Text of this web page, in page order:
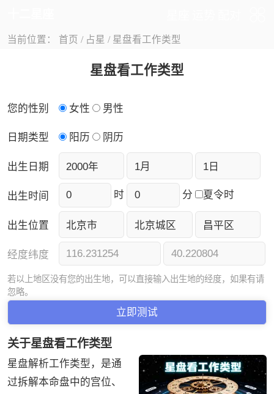
当前位置： 首页 / 占星 / 星盘看工作类型
星盘看工作类型
您的性别 女性 男性
日期类型 阳历 阴历
出生日期
出生时间 时 分 夏令时
出生位置
经度纬度
若以上地区没有您的出生地，可以直接输入出生地的经度，如果有请
忽略。
关于星盘看工作类型
星盘解析工作类型，是通
过拆解本命盘中的宫位、